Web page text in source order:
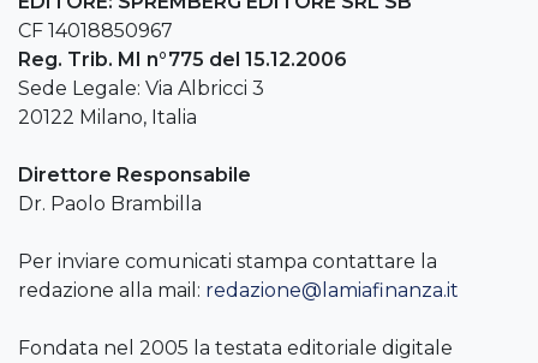
CF 14018850967
Reg. Trib. MI n°775 del 15.12.2006
Sede Legale: Via Albricci 3
20122 Milano, Italia
Direttore Responsabile
Dr. Paolo Brambilla
Per inviare comunicati stampa contattare la
redazione alla mail: redazione@lamiafinanza.it
Fondata nel 2005 la testata editoriale digitale